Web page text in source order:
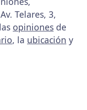
Telares, 3,
opiniones de
, la ubicación y